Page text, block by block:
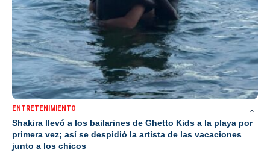
ENTRETENIMIENTO
Shakira llevó a los bailarines de Ghetto Kids a la playa por
primera vez; así se despidió la artista de las vacaciones
junto a los chicos